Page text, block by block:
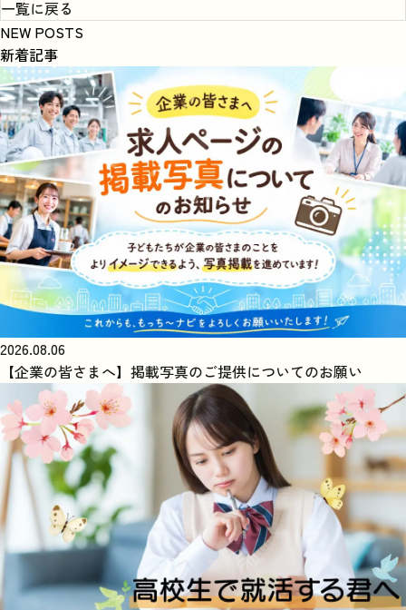
一覧に戻る
NEW POSTS
新着記事
2026.08.06
【企業の皆さまへ】掲載写真のご提供についてのお願い